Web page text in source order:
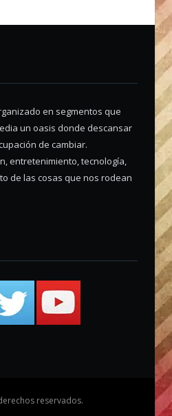
en segmentos que
un oasis donde descansar
de cambiar.
entretenimiento, tecnología,
de las cosas que nos rodean
reservados.